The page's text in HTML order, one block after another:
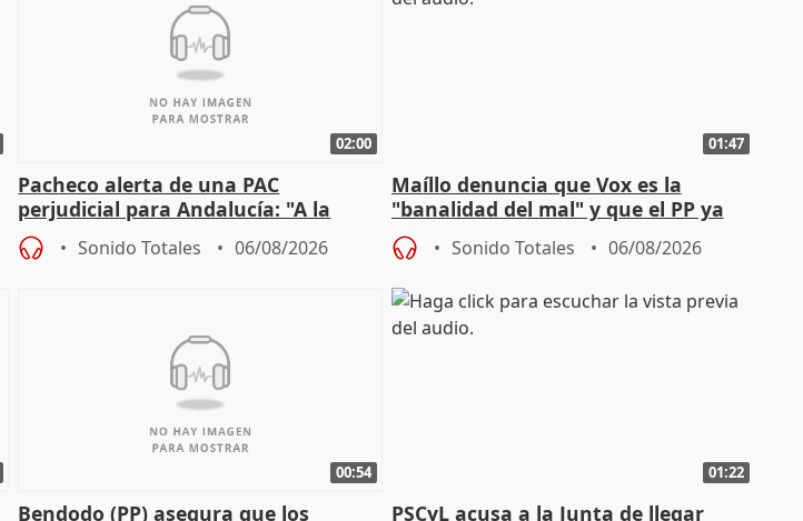
02:00
Pacheco alerta de una PAC
perjudicial para Andalucía: "A la
agricultura hay que protegerla"
Sonido Totales 06/08/2026
01:47
Maíllo denuncia que Vox es la
"banalidad del mal" y que el PP ya
asume todas sus tesis
Sonido Totales 06/08/2026
00:54
Bendodo (PP) asegura que los
01:22
PSCyL acusa a la Junta de llegar